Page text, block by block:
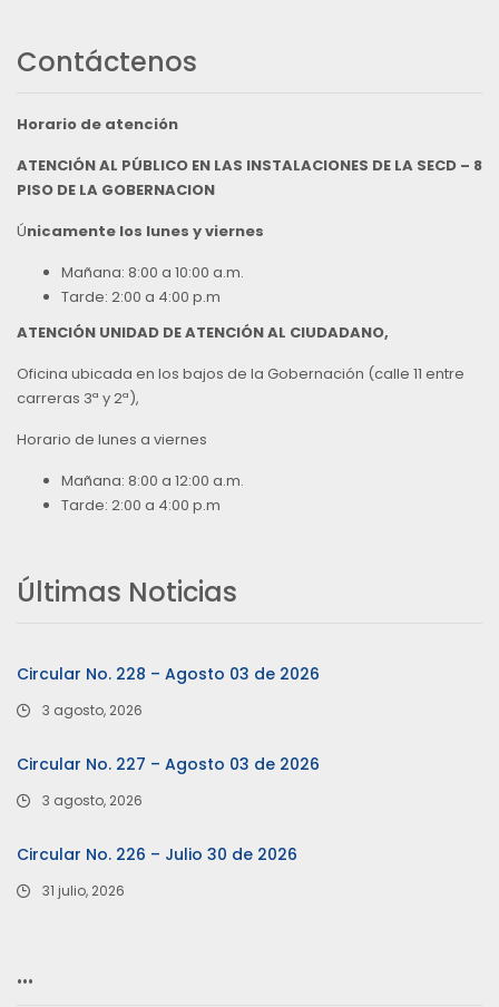
Contáctenos
Horario de atención
ATENCIÓN AL PÚBLICO EN LAS INSTALACIONES DE LA SECD – 8
PISO DE LA GOBERNACION
Únicamente los lunes y viernes
Mañana: 8:00 a 10:00 a.m.
Tarde: 2:00 a 4:00 p.m
ATENCIÓN UNIDAD DE ATENCIÓN AL CIUDADANO,
Oficina ubicada en los bajos de la Gobernación (calle 11 entre
carreras 3ª y 2ª),
Horario de lunes a viernes
Mañana: 8:00 a 12:00 a.m.
Tarde: 2:00 a 4:00 p.m
Últimas Noticias
Circular No. 228 – Agosto 03 de 2026
3 agosto, 2026
Circular No. 227 – Agosto 03 de 2026
3 agosto, 2026
Circular No. 226 – Julio 30 de 2026
31 julio, 2026
…